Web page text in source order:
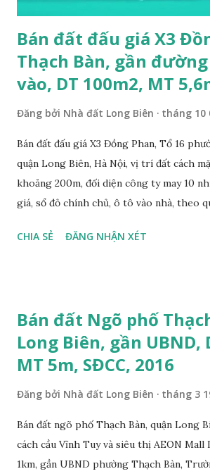
Bán đất đấu giá X3
Thạch Bàn, gần
vào, DT 100m2, MT
Đăng bởi Nhà đất Long Biên tháng 10
Bán đất đấu giá X3 Đồng Phan, Tổ 16
quận Long Biên, Hà Nội, vị trí đất cách
khoảng 200m, đối diện công ty may 10
giá, sổ đỏ chính chủ, ô tô vào nhà, theo
nở hậu, tiện để ở, làm kho xưởng, sổ đỏ
CHIA SẺ ĐĂNG NHẬN XÉT
Bán đất Ngõ phố
Long Biên, gần UBND,
MT 5m, SĐCC, 2016
Đăng bởi Nhà đất Long Biên tháng 3
Bán đất ngõ phố Thạch Bàn, quận Long
cách cầu Vĩnh Tuy và siêu thị AEON
1km, gần UBND phường Thạch Bàn,